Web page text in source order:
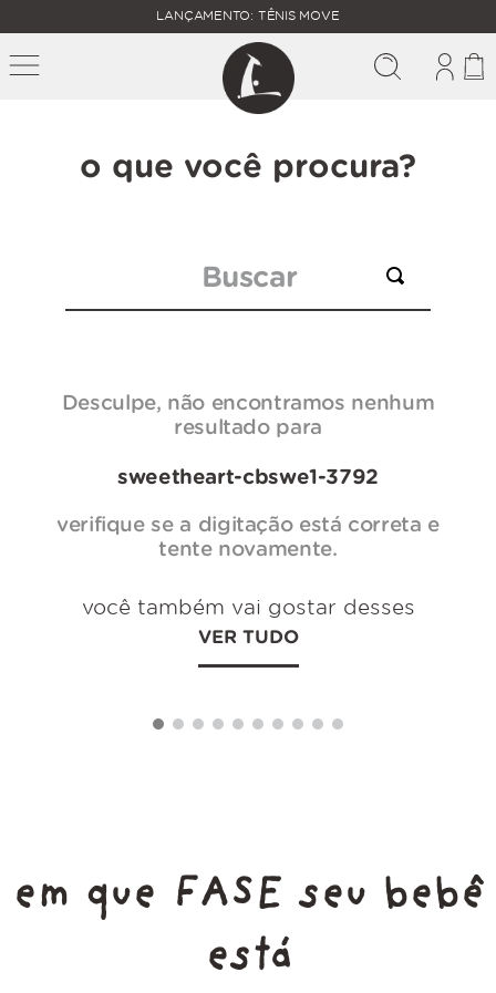
FALTAM
MAIS
R$
400,00
PARA O
FRETE
GRÁTIS
LANÇAMENTO: TÊNIS MOVE
o que você procura?
Desculpe, não encontramos nenhum
resultado para
sweetheart-cbswe1-3792
verifique se a digitação está correta e
tente novamente.
você também vai gostar desses
VER TUDO
em que FASE seu bebê
está